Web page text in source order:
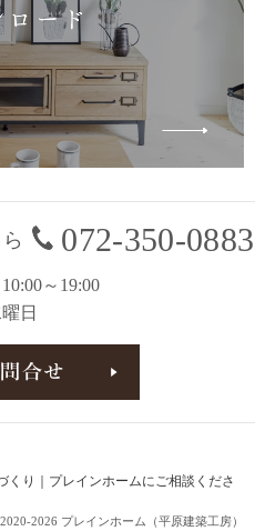
072-350-0883
10:00～19:00
日
2026 プレインホーム（平原建築工房）
くり｜プレインホームにご相談くださ